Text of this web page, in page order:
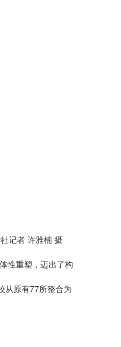
记者 许雅楠 摄
性重塑，迈出了构
从原有77所整合为